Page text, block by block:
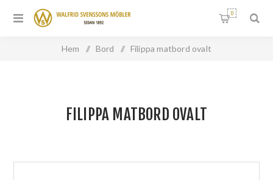
0
Hem / Bord / Filippa matbord ovalt
FILIPPA MATBORD OVALT